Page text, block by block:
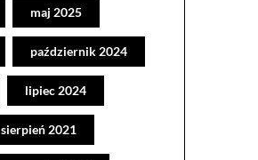
maj 2025
październik 2024
lipiec 2024
sierpień 2021